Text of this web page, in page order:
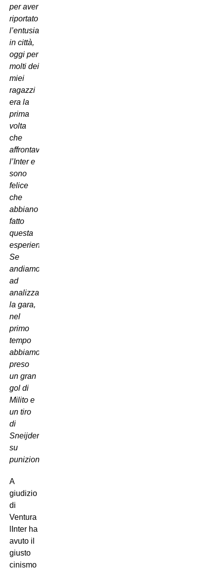
per aver
riportato
l’entusiasmo
in città,
oggi per
molti dei
miei
ragazzi
era la
prima
volta
che
affrontavano
l’Inter e
sono
felice
che
abbiano
fatto
questa
esperienza.
Se
andiamo
ad
analizzare
la gara,
nel
primo
tempo
abbiamo
preso
un gran
gol di
Milito e
un tiro
di
Sneijder
su
punizione
A
giudizio
di
Ventura
lInter ha
avuto il
giusto
cinismo